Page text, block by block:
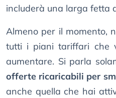
includerà una larga fetta
Almeno per il momento,
tutti i piani tariffari che
aumentare. Si parla
offerte ricaricabili per
anche quella che hai